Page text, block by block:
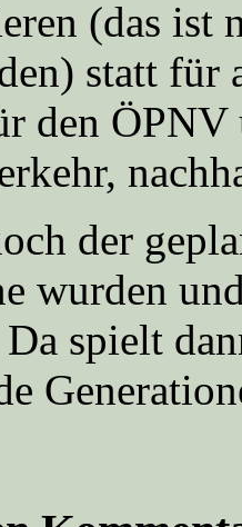
(das ist
statt
den ÖPNV
der
wurden
spielt